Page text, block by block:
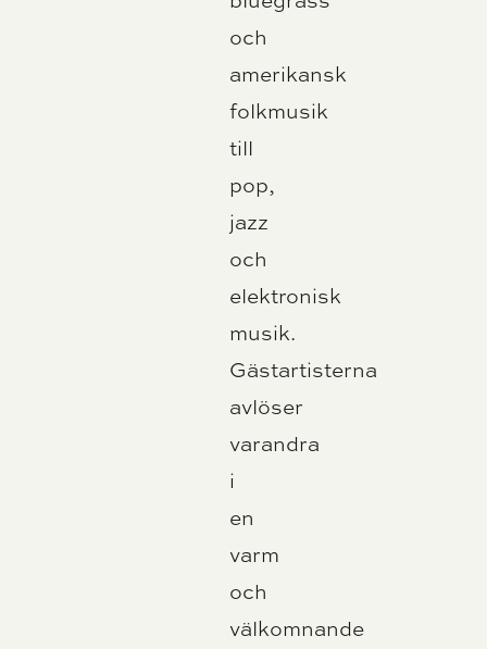
och
amerikansk
folkmusik
till
pop,
jazz
och
elektronisk
musik.
Gästartisterna
avlöser
varandra
i
en
varm
och
välkomnande